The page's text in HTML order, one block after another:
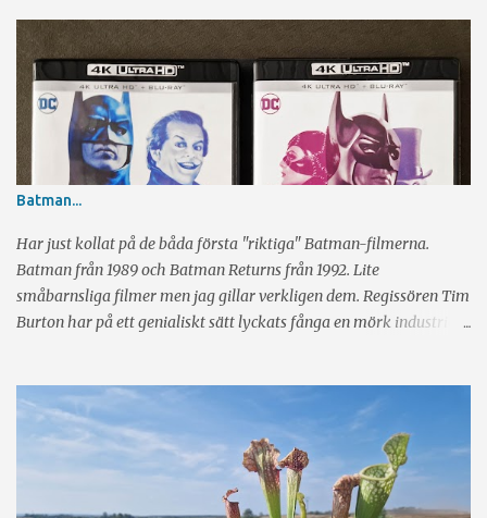
Batman...
Har just kollat på de båda första "riktiga" Batman-filmerna.
Batman från 1989 och Batman Returns från 1992. Lite
småbarnsliga filmer men jag gillar verkligen dem. Regissören Tim
Burton har på ett genialiskt sätt lyckats fånga en mörk industriell
Pfeiffer. Rikrigt bra alla fyra. Visst märker man ibland att det är
gamla filmer när det kommer till specialeffekter, men det är
definitivt inte störande. Tyvärr regisserde Burton bara de två
första filmerna och i Batman Forever (1995) och Batman & Robin
(1997) tog Joel Schumacher över taktpinnen. Tyvärr försvann den